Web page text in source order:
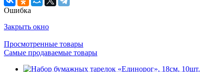
Ошибка
Закрыть окно
Просмотренные товары
Самые продаваемые товары